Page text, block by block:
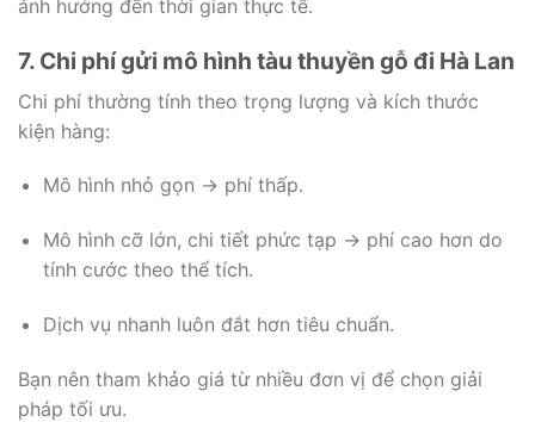
ảnh hưởng đến thời gian thực tế.
7. Chi phí gửi mô hình tàu thuyền gỗ đi Hà Lan
Chi phí thường tính theo trọng lượng và kích thước
kiện hàng:
Mô hình nhỏ gọn → phí thấp.
Mô hình cỡ lớn, chi tiết phức tạp → phí cao hơn do
tính cước theo thể tích.
Dịch vụ nhanh luôn đắt hơn tiêu chuẩn.
Bạn nên tham khảo giá từ nhiều đơn vị để chọn giải
pháp tối ưu.